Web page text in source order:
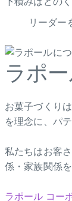
リーダー
ラポ
お菓子づくり
を理念に、パ
私たちはお客
係・家族関係
ラポール コー